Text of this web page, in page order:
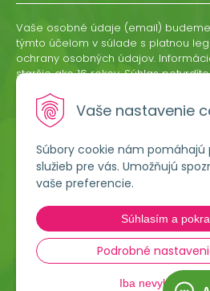
Vaše nastavenie
Súbory cookie nám pomáhajú
služieb pre vás. Umožňujú
vaše preferencie.
Súhlasím a
Podrobné
Iba nevyhnutné
Lumigreen, s.r.o.
Hradská 535
966 54 Tekovské Nemce
ODOBERAŤ
Vaše osobné údaje (email)
týmto účelom v súlade s platnou
ochrany osobných údajov.
staršie ako 16 rokov. Súhlas
odvolať písomne, emailom alebo
ktoréhokoľvek informačného emailu.